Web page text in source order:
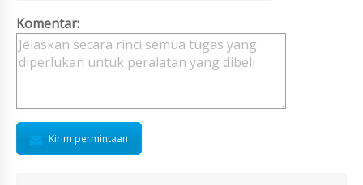
Komentar:
Kirim permintaan